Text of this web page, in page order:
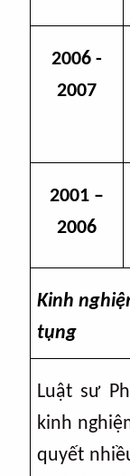
2006 -
2007
2001 –
2006
Kinh
tụng
Luật sư
kinh
quyết